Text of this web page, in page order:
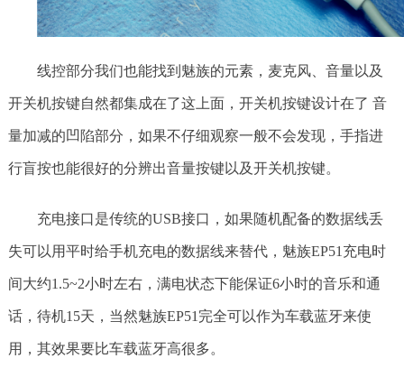
线控部分我们也能找到魅族的元素，麦克风、音量以及
开关机按键自然都集成在了这上面，开关机按键设计在了 音
量加减的凹陷部分，如果不仔细观察一般不会发现，手指进
行盲按也能很好的分辨出音量按键以及开关机按键。
充电接口是传统的USB接口，如果随机配备的数据线丢
失可以用平时给手机充电的数据线来替代，魅族EP51充电时
间大约1.5~2小时左右，满电状态下能保证6小时的音乐和通
话，待机15天，当然魅族EP51完全可以作为车载蓝牙来使
用，其效果要比车载蓝牙高很多。